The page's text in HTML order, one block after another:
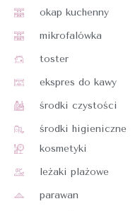
okap kuchenny
mikrofalówka
toster
ekspres do kawy
środki czystości
środki higieniczne
kosmetyki
leżaki plażowe
parawan